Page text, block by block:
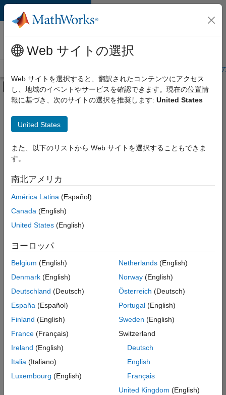
コンテンツへスキップ
MathWorks 採用
情報
学生・キャリア初期
オフキャンバス ナビゲーション メ
メインコンテンツ
絞り込み条件
インサイド セールス
マーケティング サービス
人事
オフィス・管理サービス
選
し
人
の
保
存
一
部
人
情
は
翻
Web サイトの選択
Web サイトを選択すると、翻訳されたコンテンツにアクセス
し、地域のイベントやサービスを確認できます。現在の位置情
報に基づき、次のサイトの選択を推奨します: United States
United States
また、以下のリストから Web サイトを選択することもできま
す。
南北アメリカ
América Latina (Español)
Canada (English)
United States (English)
ヨーロッパ
Belgium (English)
Denmark (English)
Deutschland (Deutsch)
España (Español)
Finland (English)
France (Français)
Ireland (English)
Italia (Italiano)
Luxembourg (English)
Netherlands(English)
Norway(English)
Österreich (Deutsch)
Portugal(English)
Sweden (English)
Switzerland
Deutsch
English
Français
United Kingdom (English)